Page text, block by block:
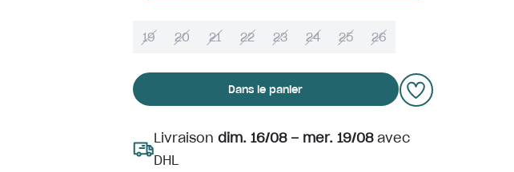
19 20 21 22 23 24 25 26
Dans le panier
Livraison dim. 16/08 – mer. 19/08avec
DHL